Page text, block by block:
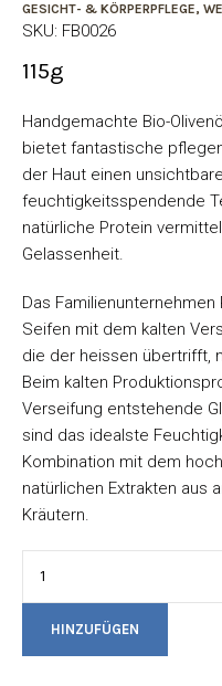
GESICHT- & KÖRPERPFLEGE,
SKU: FB0026
115g
Handgemachte Bio-
bietet fantastische
der Haut einen
feuchtigkeitsspendende
natürliche Protein
Gelassenheit.
Das
Seifen mit dem kalten
die der heissen übertrifft,
Beim kalten
Verseifung entstehende
sind das idealste
Kombination mit dem
natürlichen Extrakten aus
Kräutern.
HINZUFÜGEN